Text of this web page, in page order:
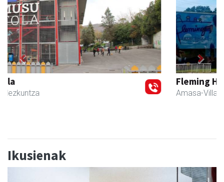
Fleming Herri Eskola
Amasa-Villabona
Previous Next
Ikusienak